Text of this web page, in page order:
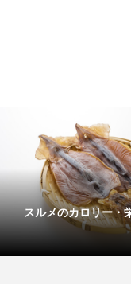
スルメのカロリー・